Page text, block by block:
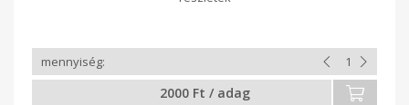
2000 Ft / adag